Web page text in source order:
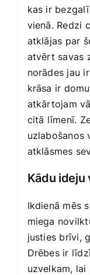
kas ir
vienā. Redzi
atklājas par
atvērt savas
norādes jau
krāsa ir
atkārtojam
citā līmenī.
uzlabošanos
atklāsmes
Kādu ideju
Ikdienā mēs
miega
justies brīvi,
Drēbes ir
uzvelkam,